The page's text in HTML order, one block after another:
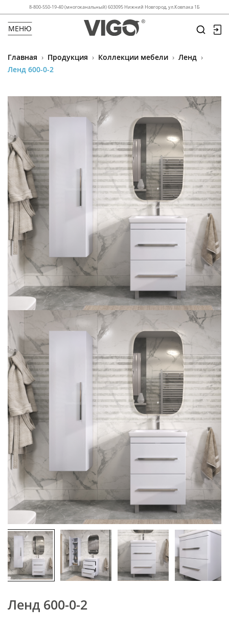
8-800-550-19-40 (многоканальный) 603095 Нижний Новгород, ул.Ковпака 1Б
МЕНЮ
Главная › Продукция › Коллекции мебели › Ленд ›
Ленд 600-0-2
Ленд 600-0-2